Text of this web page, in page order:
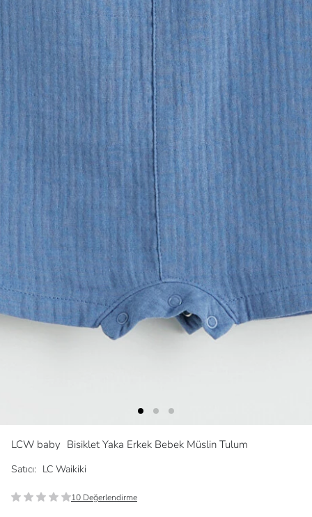
LCW baby Bisiklet Yaka Erkek Bebek Müslin Tulum
Satıcı: LC Waikiki
10 Değerlendirme